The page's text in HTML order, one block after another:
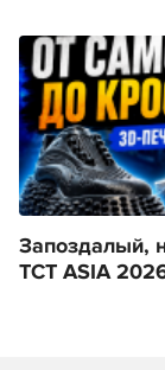
Запоздалый,
TCT ASIA